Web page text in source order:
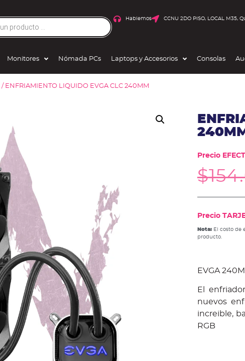
Hablemos CCNU 2DO PISO, LOCAL M35,
Monitores Nómada PCs Laptops y Accesorios Consolas
/ ENFRIAMIENTO LIQUIDO EVGA CLC 240MM
240MM
Precio
$
Precio
Nota:El costo de
producto.
EVGA
El
nuevos
increible,
RGB